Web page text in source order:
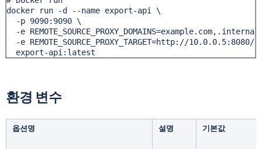
docker run -d --name export-api \
  -p 9090:9090 \
-e
-e REMOTE_SOURCE_PROXY_TARGET=http://10.0.0.5:8080/
  export-api:latest
환경 변수
옵션명 설명 기본값